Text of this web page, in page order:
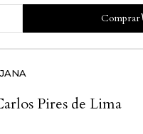
Comprar
Pires de Lima